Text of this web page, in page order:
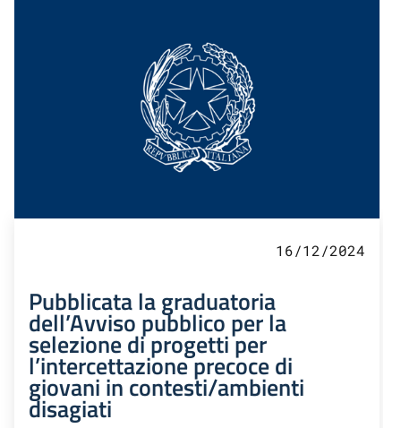
16/12/2024
Pubblicata la graduatoria
dell’Avviso pubblico per la
selezione di progetti per
l’intercettazione precoce di
giovani in contesti/ambienti
disagiati